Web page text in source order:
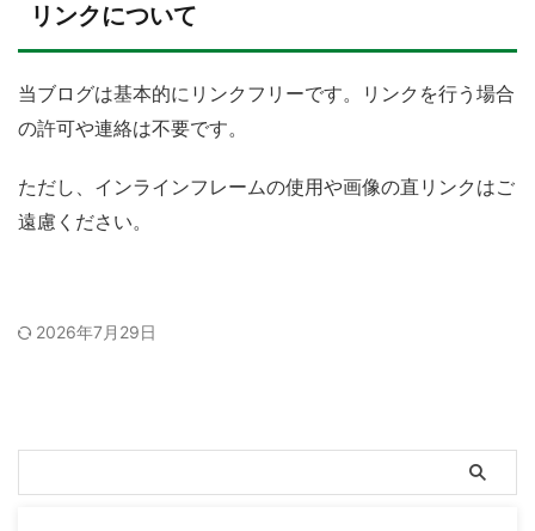
リンクについて
当ブログは基本的にリンクフリーです。リンクを行う場合
の許可や連絡は不要です。
ただし、インラインフレームの使用や画像の直リンクはご
遠慮ください。
2026年7月29日